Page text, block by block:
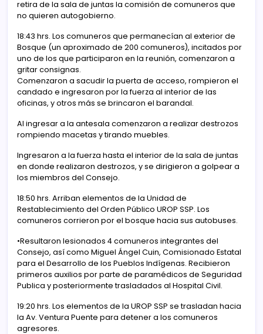
retira de la sala de juntas la comisión de comuneros que
no quieren autogobierno.
18:43 hrs. Los comuneros que permanecían al exterior de
Bosque (un aproximado de 200 comuneros), incitados por
uno de los que participaron en la reunión, comenzaron a
gritar consignas.
Comenzaron a sacudir la puerta de acceso, rompieron el
candado e ingresaron por la fuerza al interior de las
oficinas, y otros más se brincaron el barandal.
Al ingresar a la antesala comenzaron a realizar destrozos
rompiendo macetas y tirando muebles.
Ingresaron a la fuerza hasta el interior de la sala de juntas
en donde realizaron destrozos, y se dirigieron a golpear a
los miembros del Consejo.
18:50 hrs. Arriban elementos de la Unidad de
Restablecimiento del Orden Público UROP SSP. Los
comuneros corrieron por el bosque hacia sus autobuses.
•Resultaron lesionados 4 comuneros integrantes del
Consejo, así como Miguel Ángel Cuin, Comisionado Estatal
para el Desarrollo de los Pueblos Indígenas. Recibieron
primeros auxilios por parte de paramédicos de Seguridad
Publica y posteriormente trasladados al Hospital Civil.
19:20 hrs. Los elementos de la UROP SSP se trasladan hacia
la Av. Ventura Puente para detener a los comuneros
agresores.